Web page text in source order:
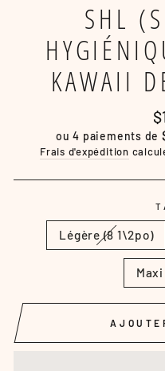
SHL
KAWAII
ou 4 paiements de
Frais d'expédition
Légère (8 1\2po)